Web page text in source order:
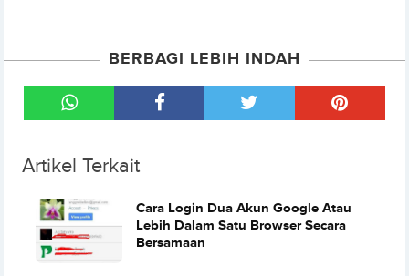
BERBAGI LEBIH INDAH
Artikel Terkait
Cara Login Dua Akun Google Atau
Lebih Dalam Satu Browser Secara
Bersamaan